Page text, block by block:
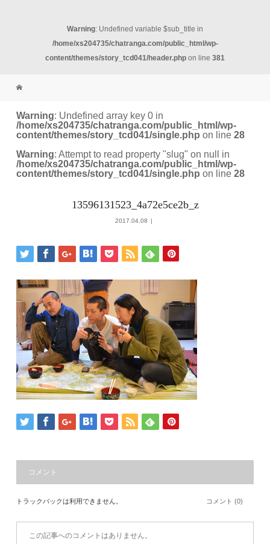
Warning: Undefined variable $sub_title in
/home/xs204735/chatranga.com/public_html/wp-
content/themes/story_tcd041/header.php on line 381
Warning: Undefined array key 0 in
/home/xs204735/chatranga.com/public_html/wp-
content/themes/story_tcd041/single.php on line28
Warning: Attempt to read property "slug" on null in
/home/xs204735/chatranga.com/public_html/wp-
content/themes/story_tcd041/single.php on line28
13596131523_4a72e5ce2b_z
2017.04.08
コメント
トラックバックは利用できません。 コメント (0)
この記事へのコメントはありません。